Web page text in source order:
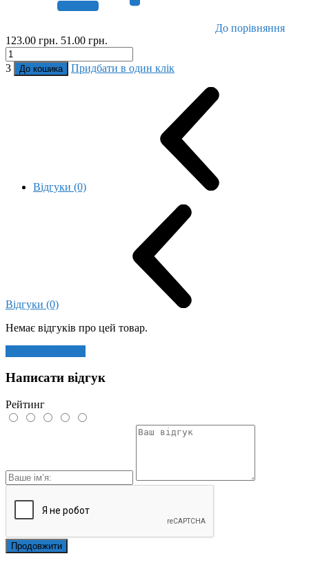
До порівняння
123.00 грн. 51.00 грн.
3 До кошика Придбати в один клік
Відгуки (0)
Відгуки (0)
Немає відгуків про цей товар.
Написати відгук
Рейтинг
Продовжити